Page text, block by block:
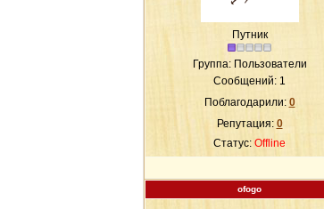
Путник
Группа: Пользователи
Сообщений: 1
Поблагодарили: 0
Репутация: 0
Статус: Offline
ofogo